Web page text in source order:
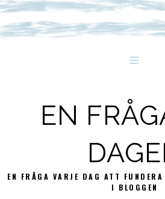
EN
EN FRÅGA VARJE DAG ATT
I BLOGGEN